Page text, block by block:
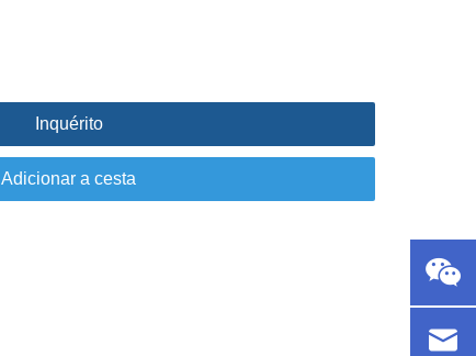
Inquérito
Adicionar a cesta